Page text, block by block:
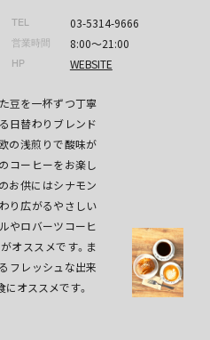
TEL 03-5314-9666
営業時間 8:00〜21:00
HP WEBSITE
豆を一杯ずつ丁寧
日替わりブレンド
の浅煎りで酸味が
コーヒーをお楽し
お供にはシナモン
り広がるやさしい
やロバーツコーヒ
オススメです。ま
フレッシュな出来
オススメです。